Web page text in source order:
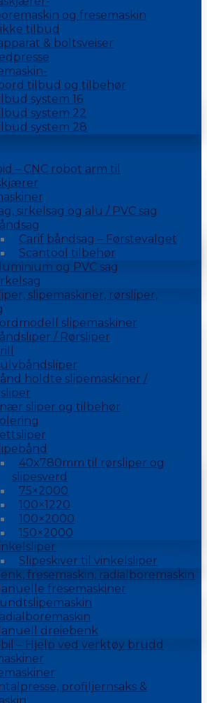
og fresemaskin
tilbud
& boltsveiser
tilbud og tilbehør
system 16
system 22
system 28
– CNC robot arm til
sirkelsag og alu / PVC sag
Carif båndsag – Førstevalget
Scantool tilbehør
og PVC sag
slipemaskiner, rørsliper,
slipemaskiner
/ Rørsliper
holdte slipemaskiner /
sliper og tilbehør
40x780mm til rørsliper og
slipesverd
75×2000
100×1220
100×2000
150×2000
Slipeskiver til vinkelsliper
fresemaskin, radialboremaskin
fresemaskiner
dreiebenk
– Hjelp ved verktøy brudd
profiljernsaks &